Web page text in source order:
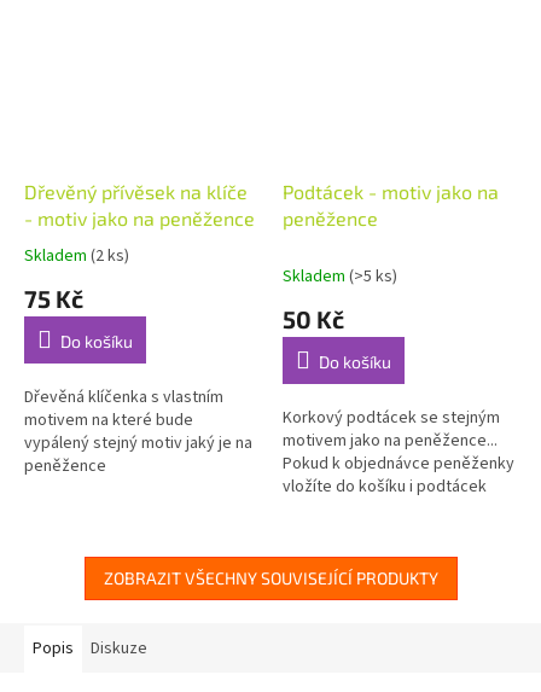
Dřevěný přívěsek na klíče
- motiv jako na peněžence
Průměrné
produktu
5,0
5
hvězdiček.
Skladem (2 ks)
75 Kč
Do košíku
Dřevěná klíčenka s vlastním
motivem na které bude
vypálený stejný motiv jaký je na
peněžence
Podtácek - motiv jako na
peněžence
Skladem (>5 ks)
50 Kč
Do košíku
Korkový podtácek se stejným
motivem jako na peněžence...
Pokud k objednávce peněženky
vložíte do košíku i podtácek
peněžence....
ZOBRAZIT VŠECHNY SOUVISEJÍCÍ PRODUKTY
Popis Diskuze